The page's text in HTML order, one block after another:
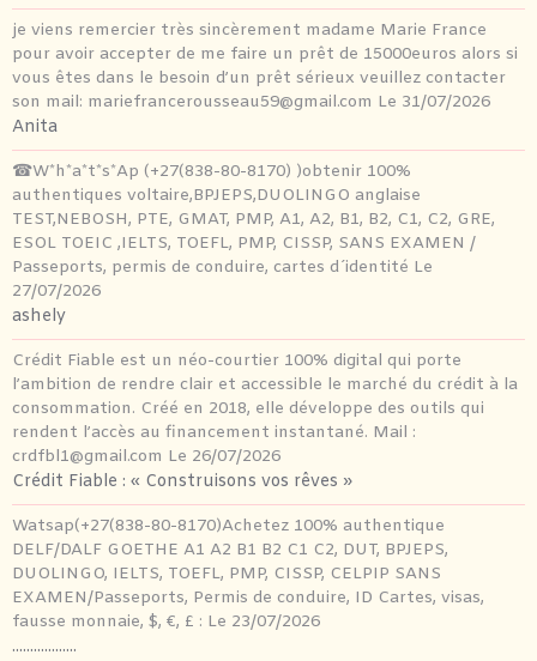
je viens remercier très sincèrement madame Marie France
pour avoir accepter de me faire un prêt de 15000euros alors si
vous êtes dans le besoin d’un prêt sérieux veuillez contacter
son mail: mariefrancerousseau59@gmail.com Le 31/07/2026
Anita
☎W*h*a*t*s*Ap (+27(838-80-8170) )obtenir 100%
authentiques voltaire,BPJEPS,DUOLINGO anglaise
TEST,NEBOSH, PTE, GMAT, PMP, A1, A2, B1, B2, C1, C2, GRE,
ESOL TOEIC ,IELTS, TOEFL, PMP, CISSP, SANS EXAMEN /
Passeports, permis de conduire, cartes d´identité Le
27/07/2026
ashely
Crédit Fiable est un néo-courtier 100% digital qui porte
l’ambition de rendre clair et accessible le marché du crédit à la
consommation. Créé en 2018, elle développe des outils qui
rendent l’accès au financement instantané. Mail :
crdfbl1@gmail.com Le 26/07/2026
Crédit Fiable : « Construisons vos rêves »
Watsap(+27(838-80-8170)Achetez 100% authentique
DELF/DALF GOETHE A1 A2 B1 B2 C1 C2, DUT, BPJEPS,
DUOLINGO, IELTS, TOEFL, PMP, CISSP, CELPIP SANS
EXAMEN/Passeports, Permis de conduire, ID Cartes, visas,
fausse monnaie, $, €, £ : Le 23/07/2026
..................